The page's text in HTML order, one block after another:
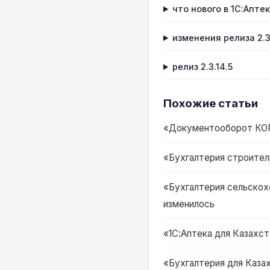
что нового в
изменения релиза
релиз 2.3.14.5
Похожие статьи
«Документооборот
«Бухгалтерия
«Бухгалтерия
изменилось
«1С:Аптека для
«Бухгалтерия для